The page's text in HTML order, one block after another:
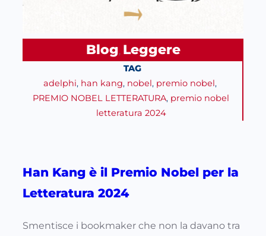
Blog, Leggere
TAG
adelphi, han kang, nobel, premio nobel,
PREMIO NOBEL LETTERATURA, premio nobel
letteratura 2024
Han Kang è il Premio Nobel per la
Letteratura 2024
Smentisce i bookmaker che non la davano tra